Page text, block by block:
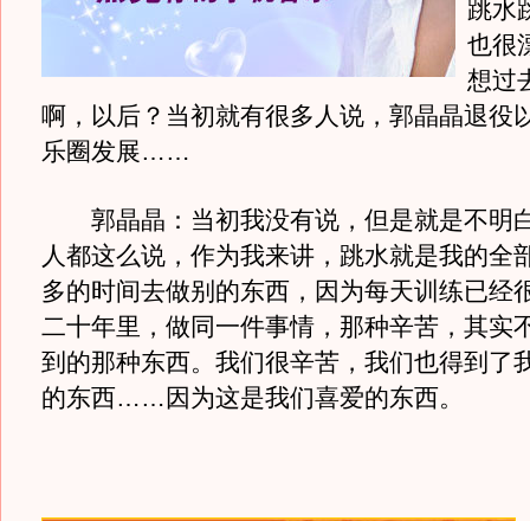
跳水
也很
想过
啊，以后？当初就有很多人说，郭晶晶退役
乐圈发展……
郭晶晶：当初我没有说，但是就是不明
人都这么说，作为我来讲，跳水就是我的全
多的时间去做别的东西，因为每天训练已经
二十年里，做同一件事情，那种辛苦，其实
到的那种东西。我们很辛苦，我们也得到了
的东西……因为这是我们喜爱的东西。